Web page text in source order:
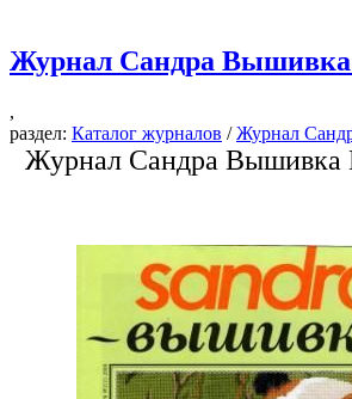
Журнал Сандра Вышивка
,
раздел: Каталог журналов /Журнал
Журнал Сандра Вышивка